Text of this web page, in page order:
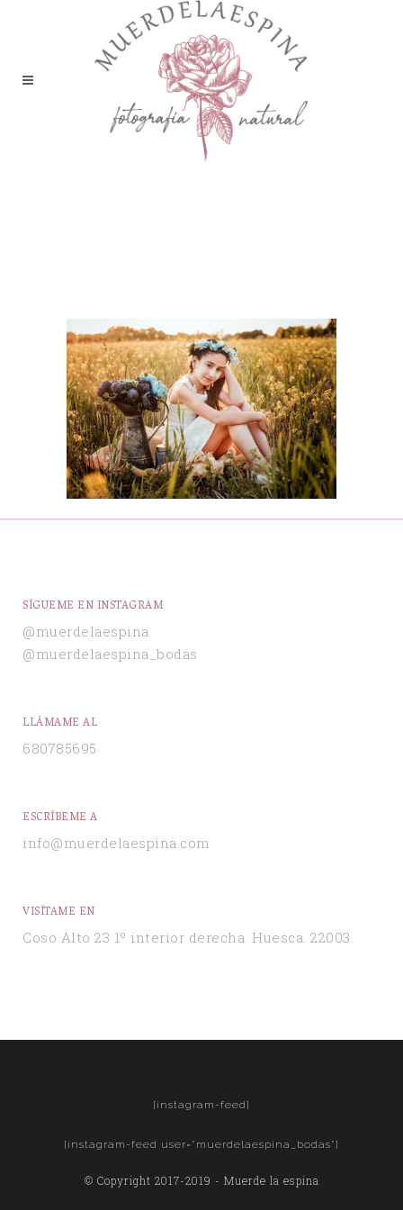
SÍGUEME EN INSTAGRAM
@muerdelaespina
@muerdelaespina_bodas
LLÁMAME AL
680785695
ESCRÍBEME A
info@muerdelaespina.com
VISÍTAME EN
Coso Alto 23 1º interior derecha. Huesca. 22003.
[instagram-feed]
[instagram-feed user="muerdelaespina_bodas"]
© Copyright 2017-2019 - Muerde la espina